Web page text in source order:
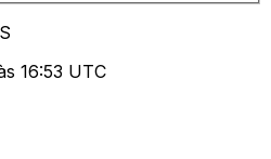
16:53 UTC